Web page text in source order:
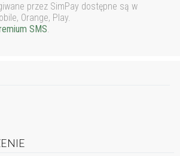
przez SimPay dostępne są w
Orange, Play.
SMS.